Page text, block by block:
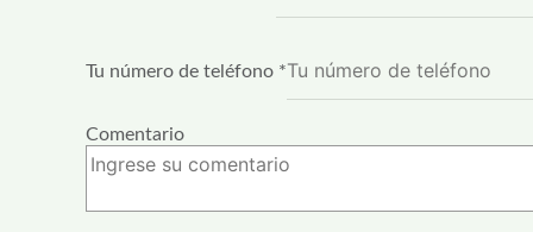
Tu número de teléfono *
Comentario